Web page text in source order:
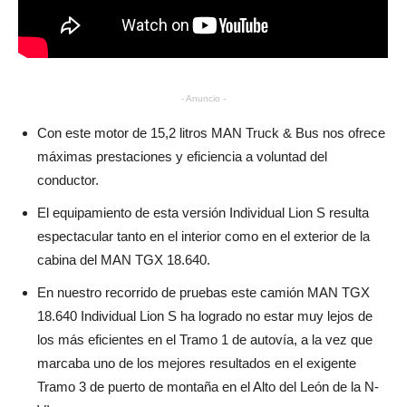
- Anuncio -
Con este motor de 15,2 litros MAN Truck & Bus nos ofrece
máximas prestaciones y eficiencia a voluntad del
conductor.
El equipamiento de esta versión Individual Lion S resulta
espectacular tanto en el interior como en el exterior de la
cabina del MAN TGX 18.640.
En nuestro recorrido de pruebas este camión MAN TGX
18.640 Individual Lion S ha logrado no estar muy lejos de
los más eficientes en el Tramo 1 de autovía, a la vez que
marcaba uno de los mejores resultados en el exigente
Tramo 3 de puerto de montaña en el Alto del León de la N-